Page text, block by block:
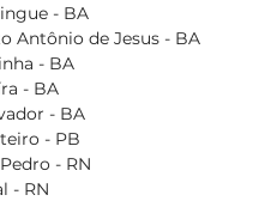
- BA
Antônio de Jesus - BA
- BA
- BA
- BA
- PB
- RN
- RN